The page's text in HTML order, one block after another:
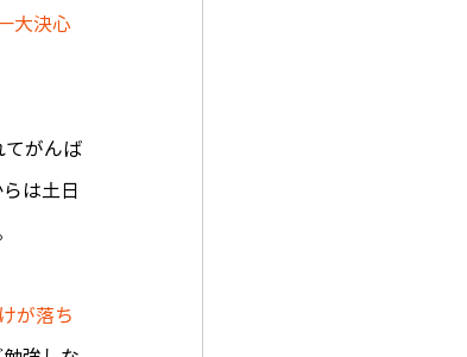
大決心
てがんば
は土日
が落ち